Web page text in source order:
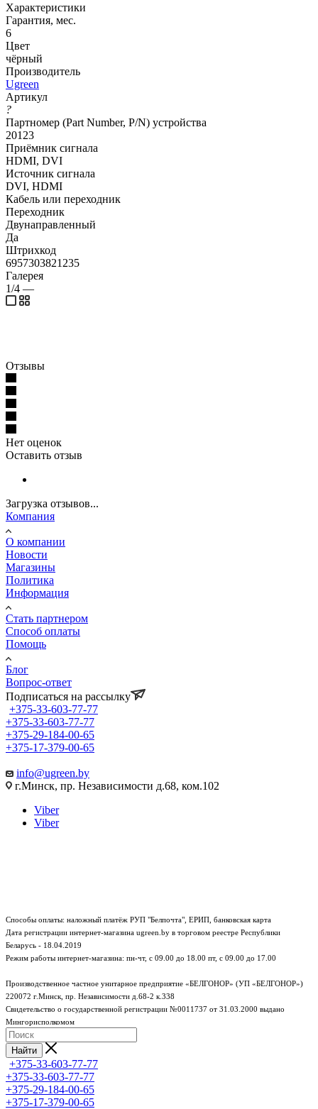
Характеристики
Гарантия, мес.
6
Цвет
чёрный
Производитель
Ugreen
Артикул
?
Партномер (Part Number, P/N) устройства
20123
Приёмник сигнала
HDMI, DVI
Источник сигнала
DVI, HDMI
Кабель или переходник
Переходник
Двунаправленный
Да
Штрихкод
6957303821235
Галерея
1/4 —
Отзывы
Нет оценок
Оставить отзыв
Загрузка отзывов...
Компания
О компании
Новости
Магазины
Политика
Информация
Стать партнером
Способ оплаты
Помощь
Блог
Вопрос-ответ
Подписаться на рассылку
+375-33-603-77-77
+375-33-603-77-77
+375-29-184-00-65
+375-17-379-00-65
info@ugreen.by
г.Минск, пр. Независимости д.68, ком.102
Viber
Viber
Способы оплаты: наложный платёж РУП "Белпочта", ЕРИП, банковская карта
Дата регистрации интернет-магазина ugreen.by в торговом реестре Республики
Беларусь - 18.04.2019
Режим работы интернет-магазина: пн-чт, с 09.00 до 18.00 пт, с 09.00 до 17.00
Производственное частное унитарное предприятие «БЕЛГОНОР» (УП «БЕЛГОНОР»)
220072 г.Минск, пр. Независимости д.68-2 к.338
Свидетельство о государственной регистрации №0011737 от 31.03.2000 выдано
Мингорисполкомом
Найти
+375-33-603-77-77
+375-33-603-77-77
+375-29-184-00-65
+375-17-379-00-65